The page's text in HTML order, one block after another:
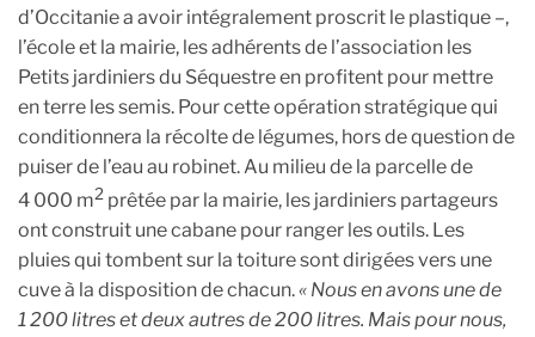
d’Occitanie a avoir intégralement proscrit le plastique –,
l’école et la mairie, les adhérents de l’association les
Petits jardiniers du Séquestre en profitent pour mettre
en terre les semis. Pour cette opération stratégique qui
conditionnera la récolte de légumes, hors de question de
puiser de l’eau au robinet. Au milieu de la parcelle de
4 000 m2 prêtée par la mairie, les jardiniers partageurs
ont construit une cabane pour ranger les outils. Les
pluies qui tombent sur la toiture sont dirigées vers une
cuve à la disposition de chacun.« Nous en avons une de
1 200 litres et deux autres de 200 litres. Mais pour nous,